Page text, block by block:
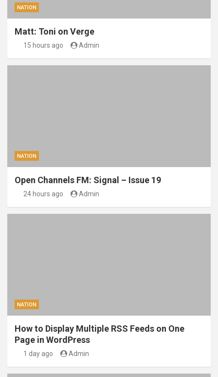
NATION
Matt: Toni on Verge
15 hours ago Admin
NATION
Open Channels FM: Signal – Issue 19
24 hours ago Admin
NATION
How to Display Multiple RSS Feeds on One
Page in WordPress
1 day ago Admin